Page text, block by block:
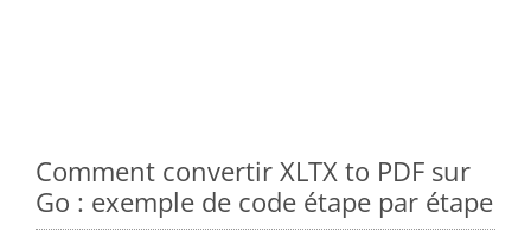
Comment convertir XLTX to PDF sur
Go : exemple de code étape par étape